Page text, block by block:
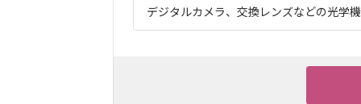
デジタルカメラ、交換レンズなどの光学